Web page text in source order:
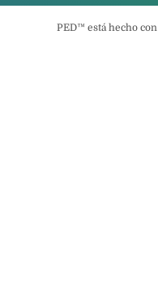
PED™ está hecho con